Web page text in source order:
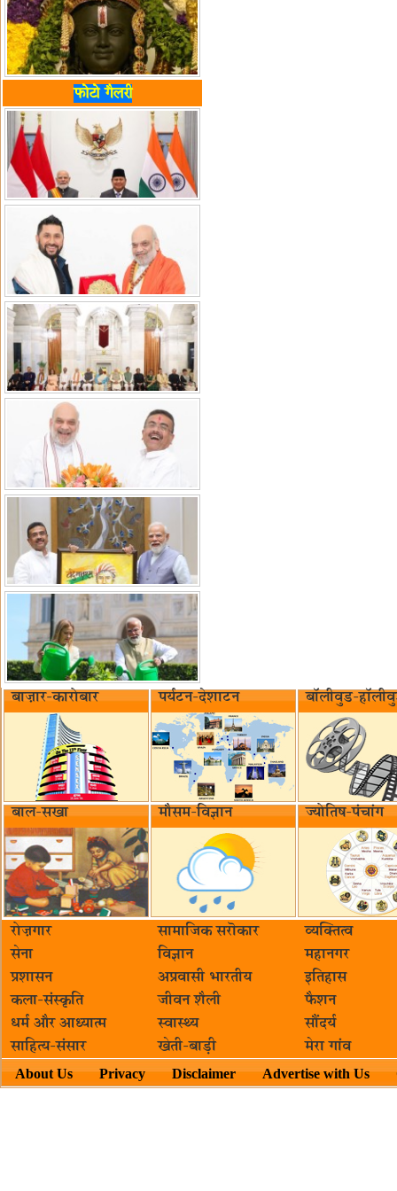
फोटो गैलरी
बाज़ार-कारोबार पर्यटन-देशाटन बॉलीवुड-
बाल-सखा मौसम-विज्ञान ज्योतिष-पंचांग
रोज़गार सामाजिक सरॊकार‌
व्यक्तित्व
सेना
विज्ञान
महानगर
प्रशासन
अप्रवासी भारतीय
इतिहास
कला-संस्कृति
जीवन शैली
फैशन
धर्म और आध्यात्म
स्वास्थ्य
सौंदर्य
साहित्य-संसार
खेती-बाड़ी मेरा गांव
About Us Privacy Disclaimer Advertise with Us